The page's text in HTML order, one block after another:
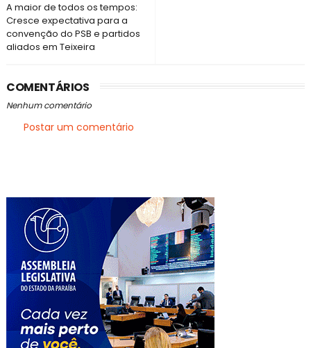
A maior de todos os tempos:
Cresce expectativa para a
convenção do PSB e partidos
aliados em Teixeira
COMENTÁRIOS
Nenhum comentário
Postar um comentário